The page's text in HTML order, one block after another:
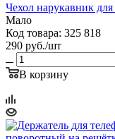
Чехол нарукавник
Мало
Код товара: 325 818
290 руб./шт
В корзину